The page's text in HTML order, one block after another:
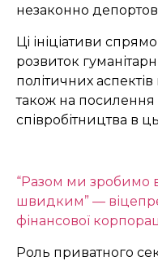
незаконно
Ці ініціативи
розвиток
політичних
також на
співробітництва в
“Разом ми зробимо
швидким” —
фінансової
Роль приватного